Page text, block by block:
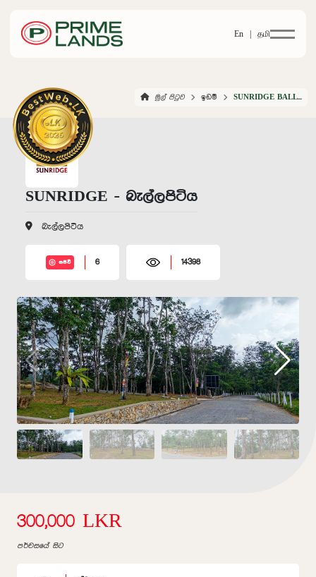
En | தமி
මුල් පිටුව ඉඩම් SUNRIDGE BALLAPITIYA
SUNRIDGE - බැල්ලපිටිය
බැල්ලපිටිය
සජීවී 6 14398
300,000 LKR
පර්චසයේ සිට